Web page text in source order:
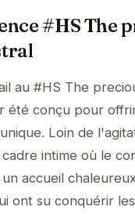
#HS The
au #HS The
été conçu pour
Loin de
intime où le
accueil
ont su conquérir